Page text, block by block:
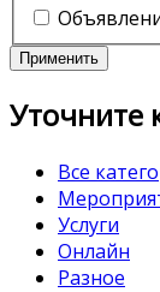
Применить
Уточните
Все
Услуги
Онлайн
Разное